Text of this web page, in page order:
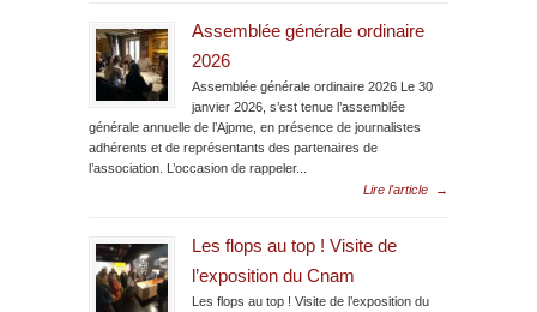
Assemblée générale ordinaire
2026
Assemblée générale ordinaire 2026 Le 30
janvier 2026, s’est tenue l’assemblée
générale annuelle de l’Ajpme, en présence de journalistes
adhérents et de représentants des partenaires de
l’association. L’occasion de rappeler...
Lire l'article
→
Les flops au top ! Visite de
l’exposition du Cnam
Les flops au top ! Visite de l’exposition du